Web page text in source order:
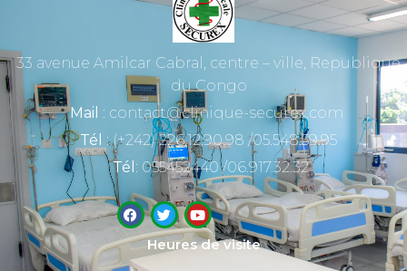
33 avenue Amilcar Cabral, centre – ville, Republique
du Congo
Mail : contact@clinique-securex.com
Tél : (+242) 226.12.90.98 /05.548.59.95
Tél : 055452440 /06.917.32.32
Heures de visite